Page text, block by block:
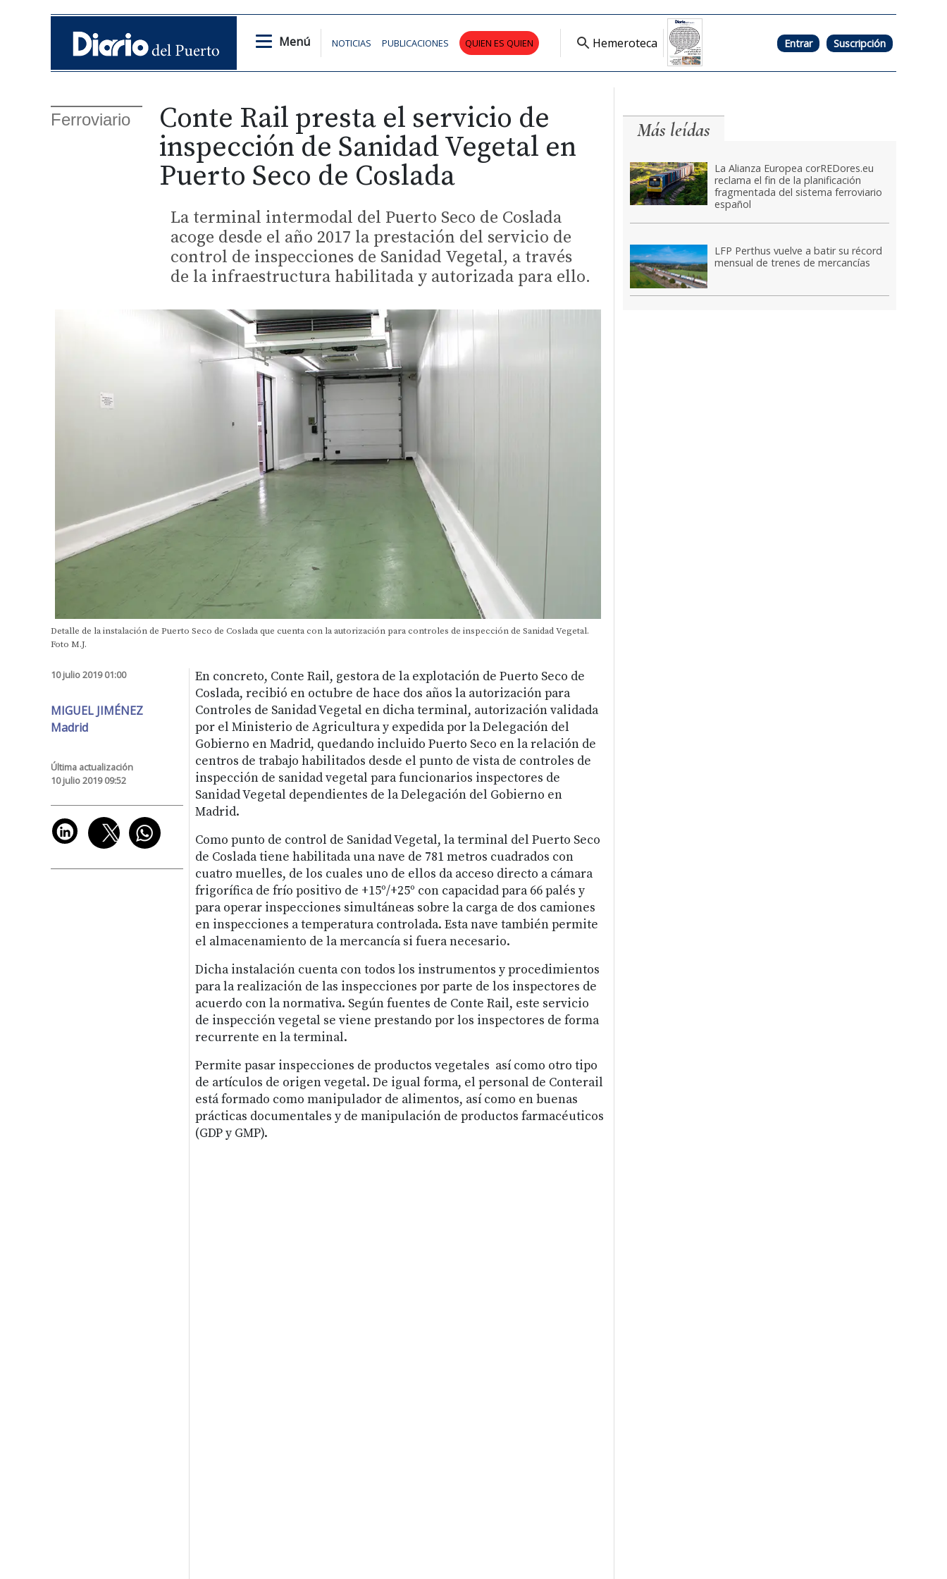
Menú NOTICIAS PUBLICACIONES QUIEN ES QUIEN Hemeroteca Entrar Suscripción
Ferroviario
Conte Rail presta el servicio de
inspección de Sanidad Vegetal en
Puerto Seco de Coslada
La terminal intermodal del Puerto Seco de Coslada
acoge desde el año 2017 la prestación del servicio de
control de inspecciones de Sanidad Vegetal, a través
de la infraestructura habilitada y autorizada para ello.
Detalle de la instalación de Puerto Seco de Coslada que cuenta con la autorización para controles de inspección de Sanidad Vegetal.
Foto M.J.
10 julio 2019 01:00
MIGUEL JIMÉNEZ
Madrid
Última actualización
10 julio 2019 09:52
En concreto, Conte Rail, gestora de la explotación de Puerto Seco de
Coslada, recibió en octubre de hace dos años la autorización para
Controles de Sanidad Vegetal en dicha terminal, autorización validada
por el Ministerio de Agricultura y expedida por la Delegación del
Gobierno en Madrid, quedando incluido Puerto Seco en la relación de
centros de trabajo habilitados desde el punto de vista de controles de
inspección de sanidad vegetal para funcionarios inspectores de
Sanidad Vegetal dependientes de la Delegación del Gobierno en
Madrid.
Como punto de control de Sanidad Vegetal, la terminal del Puerto Seco
de Coslada tiene habilitada una nave de 781 metros cuadrados con
cuatro muelles, de los cuales uno de ellos da acceso directo a cámara
frigorífica de frío positivo de +15º/+25º con capacidad para 66 palés y
para operar inspecciones simultáneas sobre la carga de dos camiones
en inspecciones a temperatura controlada. Esta nave también permite
el almacenamiento de la mercancía si fuera necesario.
Dicha instalación cuenta con todos los instrumentos y procedimientos
para la realización de las inspecciones por parte de los inspectores de
acuerdo con la normativa. Según fuentes de Conte Rail, este servicio
de inspección vegetal se viene prestando por los inspectores de forma
recurrente en la terminal.
Permite pasar inspecciones de productos vegetales así como otro tipo
de artículos de origen vegetal. De igual forma, el personal de Conterail
está formado como manipulador de alimentos, así como en buenas
prácticas documentales y de manipulación de productos farmacéuticos
(GDP y GMP).
Más leídas
La Alianza Europea corREDores.eu
reclama el fin de la planificación
fragmentada del sistema ferroviario
español
LFP Perthus vuelve a batir su récord
mensual de trenes de mercancías